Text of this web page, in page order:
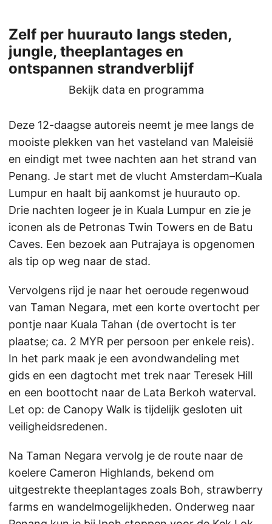
Zelf per huurauto langs steden,
jungle, theeplantages en
ontspannen strandverblijf
Bekijk data en programma
Deze 12-daagse autoreis neemt je mee langs de
mooiste plekken van het vasteland van Maleisië
en eindigt met twee nachten aan het strand van
Penang. Je start met de vlucht Amsterdam–Kuala
Lumpur en haalt bij aankomst je huurauto op.
Drie nachten logeer je in Kuala Lumpur en zie je
iconen als de Petronas Twin Towers en de Batu
Caves. Een bezoek aan Putrajaya is opgenomen
als tip op weg naar de stad.
Vervolgens rijd je naar het oeroude regenwoud
van Taman Negara, met een korte overtocht per
pontje naar Kuala Tahan (de overtocht is ter
plaatse; ca. 2 MYR per persoon per enkele reis).
In het park maak je een avondwandeling met
gids en een dagtocht met trek naar Teresek Hill
en een boottocht naar de Lata Berkoh waterval.
Let op: de Canopy Walk is tijdelijk gesloten uit
veiligheidsredenen.
Na Taman Negara vervolg je de route naar de
koelere Cameron Highlands, bekend om
uitgestrekte theeplantages zoals Boh, strawberry
farms en wandelmogelijkheden. Onderweg naar